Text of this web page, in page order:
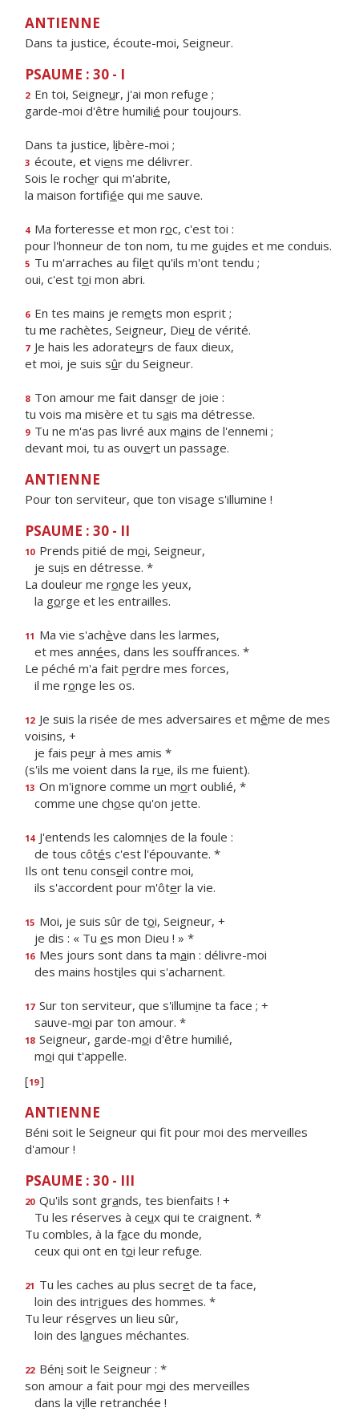
ANTIENNE
Dans ta justice, écoute-moi, Seigneur.
PSAUME : 30 - I
2 En toi, Seigneur, j'ai mon refuge ;
garde-moi d'être humilié pour toujours.
Dans ta justice, libère-moi ;
3 écoute, et viens me délivrer.
Sois le rocher qui m'abrite,
la maison fortifiée qui me sauve.
4 Ma forteresse et mon roc, c'est toi :
pour l'honneur de ton nom, tu me guides et me conduis.
5 Tu m'arraches au filet qu'ils m'ont tendu ;
oui, c'est toi mon abri.
6 En tes mains je remets mon esprit ;
tu me rachètes, Seigneur, Dieu de vérité.
7 Je hais les adorateurs de faux dieux,
et moi, je suis sûr du Seigneur.
8 Ton amour me fait danser de joie :
tu vois ma misère et tu sais ma détresse.
9 Tu ne m'as pas livré aux mains de l'ennemi ;
devant moi, tu as ouvert un passage.
ANTIENNE
Pour ton serviteur, que ton visage s'illumine !
PSAUME : 30 - II
10 Prends pitié de moi, Seigneur,
je suis en détresse. *
La douleur me ronge les yeux,
la gorge et les entrailles.
11 Ma vie s'achève dans les larmes,
et mes années, dans les souffrances. *
Le péché m'a fait perdre mes forces,
il me ronge les os.
12 Je suis la risée de mes adversaires et même de mes
voisins, +
je fais peur à mes amis *
(s'ils me voient dans la rue, ils me fuient).
13 On m'ignore comme un mort oublié, *
comme une chose qu'on jette.
14 J'entends les calomnies de la foule :
de tous côtés c'est l'épouvante. *
Ils ont tenu conseil contre moi,
ils s'accordent pour m'ôter la vie.
15 Moi, je suis sûr de toi, Seigneur, +
je dis : « Tu es mon Dieu ! » *
16 Mes jours sont dans ta main : délivre-moi
des mains hostiles qui s'acharnent.
17 Sur ton serviteur, que s'illumine ta face ; +
sauve-moi par ton amour. *
18 Seigneur, garde-moi d'être humilié,
moi qui t'appelle.
[19]
ANTIENNE
Béni soit le Seigneur qui fit pour moi des merveilles
d'amour !
PSAUME : 30 - III
20 Qu'ils sont grands, tes bienfaits ! +
Tu les réserves à ceux qui te craignent. *
Tu combles, à la face du monde,
ceux qui ont en toi leur refuge.
21 Tu les caches au plus secret de ta face,
loin des intrigues des hommes. *
Tu leur réserves un lieu sûr,
loin des langues méchantes.
22 Béni soit le Seigneur : *
son amour a fait pour moi des merveilles
dans la ville retranchée !